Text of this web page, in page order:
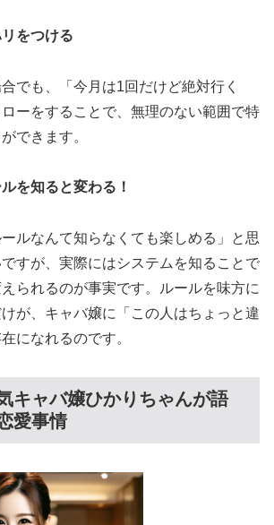
をつける
でも、「今月は1回だけど絶対行く
ーをすることで、無理のない範囲で特
できます。
を知ると変わる！
ールなんて知らなくても楽しめる」と思
すが、実際にはシステムを知ることで
られるのが事実です。ルールを味方に
が、キャバ嬢に「この人はちょっと違
になれるのです。
キャバ嬢ひかりちゃんが語
愛事情